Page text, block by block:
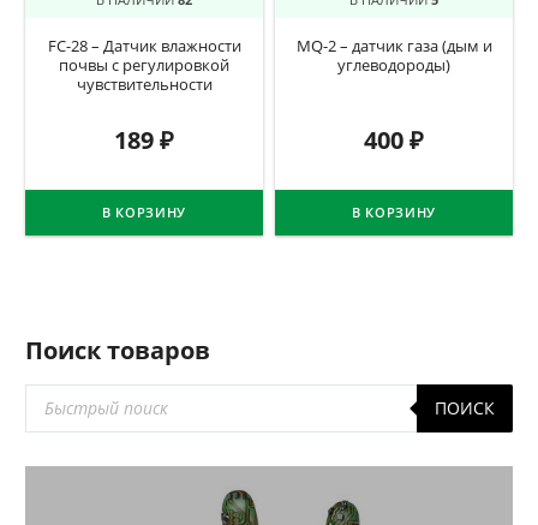
FC-28 – Датчик влажности
почвы c регулировкой
чувствительности
189₽
В КОРЗИНУ
MQ-2 – датчик газа (дым и
углеводороды)
400₽
В КОРЗИНУ
Поиск товаров
товаров
ПОИСК